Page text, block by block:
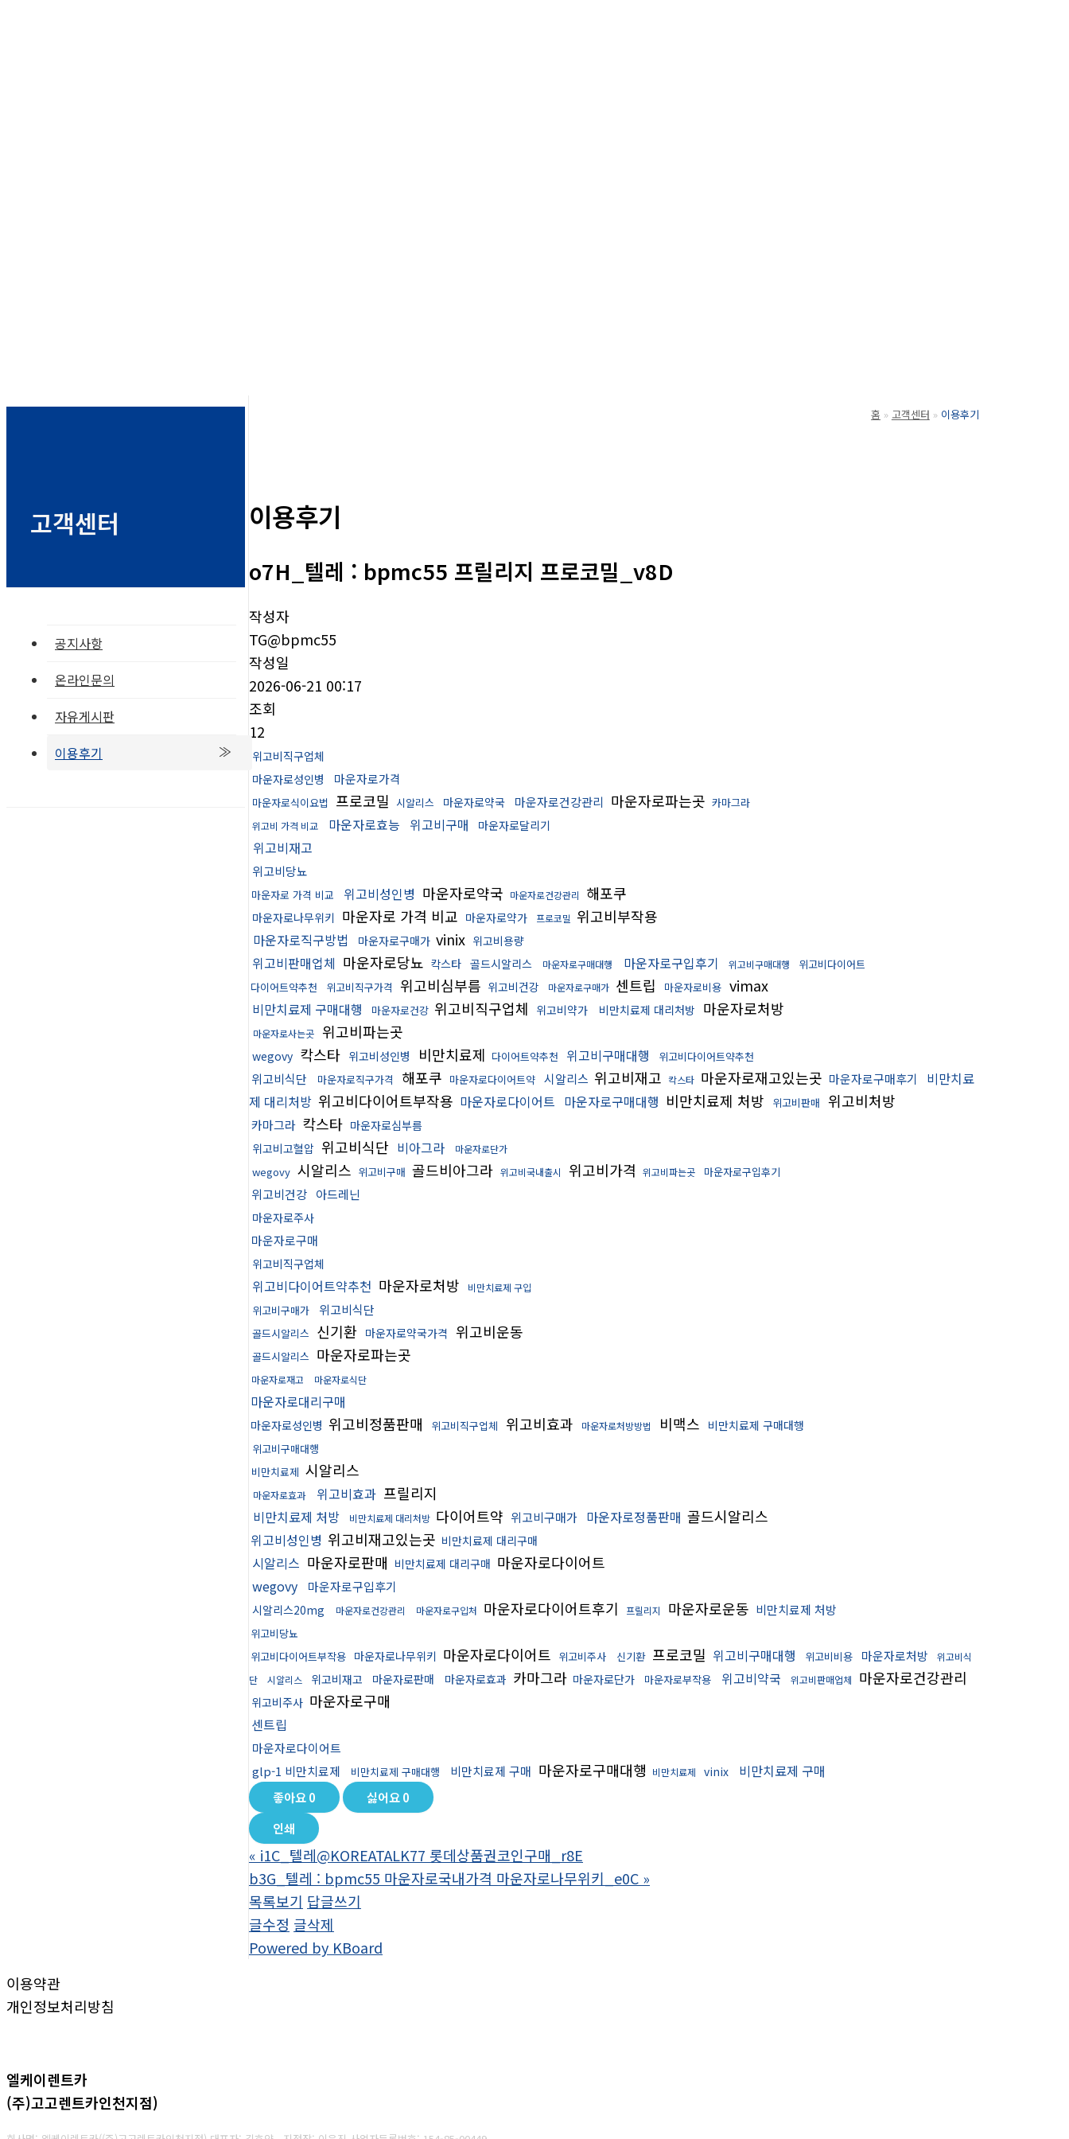
고객센터
공지사항
온라인문의
자유게시판
이용후기
홈 고객센터 이용후기
이용후기
o7H_텔레 : bpmc55 프릴리지 프로코밀_v8D
작성자
TG@bpmc55
작성일
2026-06-21 00:17
조회
12
위고비직구업체
마운자로성인병
마운자로가격
마운자로식이요법 프로코밀 시알리스 마운자로약국 마운자로건강관리 마운자로파는곳 카마그라
위고비 가격 비교 마운자로효능 위고비구매 마운자로달리기
위고비재고
위고비당뇨
마운자로 가격 비교 위고비성인병 마운자로약국 마운자로건강관리 해포쿠
마운자로나무위키 마운자로 가격 비교 마운자로약가 프로코밀 위고비부작용
마운자로직구방법 마운자로구매가 vinix 위고비용량
위고비판매업체 마운자로당뇨 칵스타 골드시알리스 마운자로구매대행 마운자로구입후기 위고비구매대행
위고비다이어트
다이어트약추천
위고비직구가격 위고비심부름 위고비건강 마운자로구매가 센트립 마운자로비용 vimax
비만치료제 구매대행 마운자로건강 위고비직구업체 위고비약가 비만치료제 대리처방 마운자로처방
마운자로사는곳 위고비파는곳
wegovy 칵스타 위고비성인병 비만치료제 다이어트약추천 위고비구매대행 위고비다이어트약추천
위고비식단 마운자로직구가격 해포쿠 마운자로다이어트약 시알리스 위고비재고 칵스타 마운자로재고있는곳 마운자로구매후기
비만치료
제 대리처방 위고비다이어트부작용 마운자로다이어트 마운자로구매대행 비만치료제 처방 위고비판매 위고비처방
카마그라 칵스타 마운자로심부름
위고비고혈압 위고비식단 비아그라 마운자로단가
wegovy 시알리스 위고비구매 골드비아그라 위고비국내출시 위고비가격 위고비파는곳 마운자로구입후기
위고비건강 아드레닌
마운자로주사
마운자로구매
위고비직구업체
위고비다이어트약추천 마운자로처방 비만치료제 구입
위고비구매가 위고비식단
골드시알리스 신기환 마운자로약국가격 위고비운동
골드시알리스 마운자로파는곳
마운자로재고 마운자로식단
마운자로대리구매
마운자로성인병 위고비정품판매 위고비직구업체 위고비효과 마운자로처방방법 비맥스 비만치료제 구매대행
위고비구매대행
비만치료제 시알리스
마운자로효과 위고비효과 프릴리지
비만치료제 처방 비만치료제 대리처방 다이어트약 위고비구매가 마운자로정품판매 골드시알리스
위고비성인병 위고비재고있는곳 비만치료제 대리구매
시알리스 마운자로판매 비만치료제 대리구매 마운자로다이어트
wegovy 마운자로구입후기
시알리스20mg 마운자로건강관리 마운자로구입처 마운자로다이어트후기 프릴리지 마운자로운동 비만치료제 처방
위고비당뇨
위고비다이어트부작용 마운자로나무위키 마운자로다이어트 위고비주사 신기환 프로코밀 위고비구매대행 위고비비용 마운자로처방
위고비식
단
시알리스 위고비재고 마운자로판매 마운자로효과 카마그라 마운자로단가 마운자로부작용 위고비약국 위고비판매업체 마운자로건강관리
위고비주사 마운자로구매
센트립
마운자로다이어트
glp-1 비만치료제
비만치료제 구매대행 비만치료제 구매 마운자로구매대행 비만치료제 vinix 비만치료제 구매
좋아요0 싫어요0
인쇄
« i1C_텔레@KOREATALK77 롯데상품권코인구매_r8E
b3G_텔레 : bpmc55 마운자로국내가격 마운자로나무위키_e0C »
목록보기 답글쓰기
글수정 글삭제
Powered by KBoard
이용약관
개인정보처리방침
엘케이렌트카
(주)고고렌트카인천지점)